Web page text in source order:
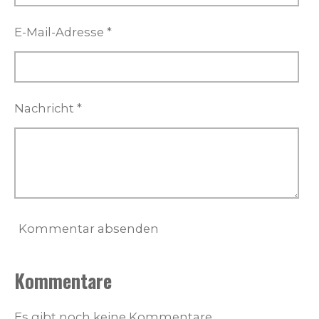
E-Mail-Adresse *
Nachricht *
Kommentar absenden
Kommentare